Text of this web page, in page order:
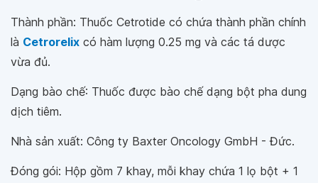
Thành phần: Thuốc Cetrotide có chứa thành phần chính
là Cetrorelix có hàm lượng 0.25 mg và các tá dược
vừa đủ.
Dạng bào chế: Thuốc được bào chế dạng bột pha dung
dịch tiêm.
Nhà sản xuất: Công ty Baxter Oncology GmbH - Đức.
Đóng gói: Hộp gồm 7 khay, mỗi khay chứa 1 lọ bột + 1